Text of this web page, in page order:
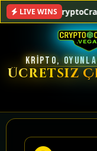
LIVE WINS
KRIPTO,
Ücretsiz